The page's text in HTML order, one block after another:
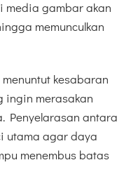
media gambar akan
memunculkan
kesabaran
ingin merasakan
Penyelarasan antara
utama agar daya
menembus batas